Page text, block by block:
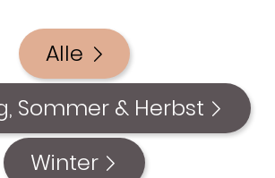
Alle
Sommer & Herbst
Winter